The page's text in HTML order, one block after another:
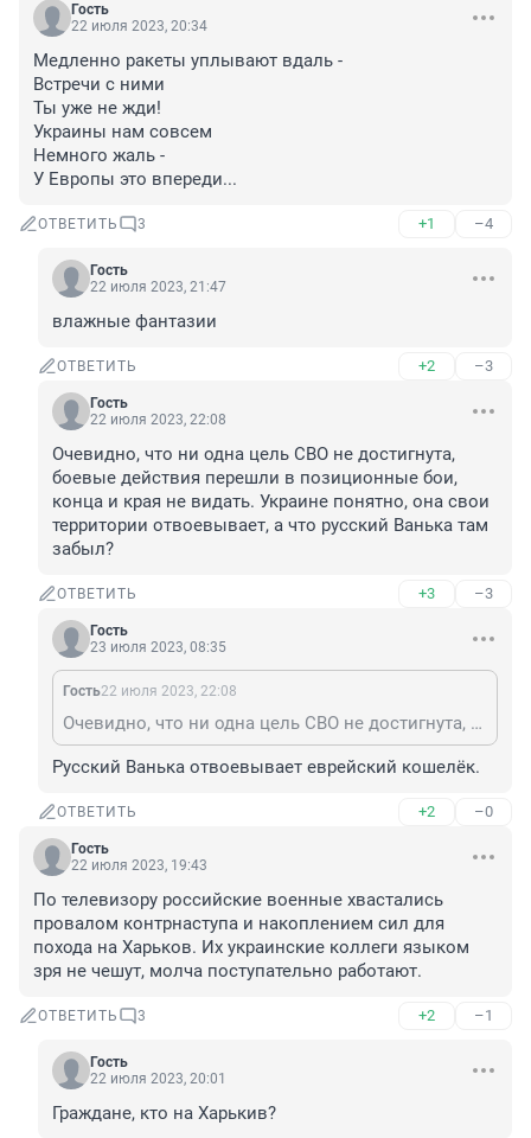
Гость
22 июля 2023, 20:34
Медленно ракеты уплывают вдаль -
Встречи с ними
Ты уже не жди!
Украины нам совсем
Немного жаль -
У Европы это впереди...
ОТВЕТИТЬ 3 +1 –4
Гость
22 июля 2023, 21:47
влажные фантазии
ОТВЕТИТЬ +2 –3
Гость
22 июля 2023, 22:08
Очевидно, что ни одна цель СВО не достигнута,
боевые действия перешли в позиционные бои,
конца и края не видать. Украине понятно, она свои
территории отвоевывает, а что русский Ванька там
забыл?
ОТВЕТИТЬ +3 –3
Гость
23 июля 2023, 08:35
Гость22 июля 2023, 22:08
Очевидно, что ни одна цель СВО не достигнута, боевые действия перешли в позиционные бои, конца и края не видать. Украине понятно, она свои территории отвоевывает, а что русский Ванька там забыл?
Русский Ванька отвоевывает еврейский кошелёк.
ОТВЕТИТЬ +2 –0
Гость
22 июля 2023, 19:43
По телевизору российские военные хвастались
провалом контрнаступа и накоплением сил для
похода на Харьков. Их украинские коллеги языком
зря не чешут, молча поступательно работают.
ОТВЕТИТЬ 3 +2 –1
Гость
22 июля 2023, 20:01
Граждане, кто на Харькив?